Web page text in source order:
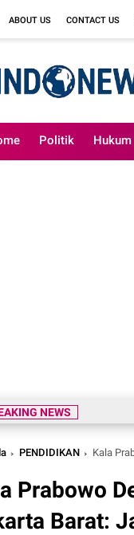
ABOUT US CONTACT US
Politik Hukum
NEWS
PENDIDIKAN Kala
Prabowo
Barat: